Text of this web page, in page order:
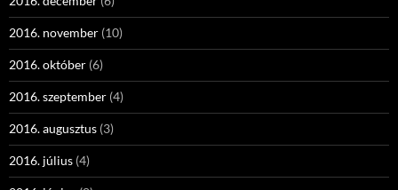
2016. november (10)
2016. október (6)
2016. szeptember (4)
2016. augusztus (3)
2016. július (4)